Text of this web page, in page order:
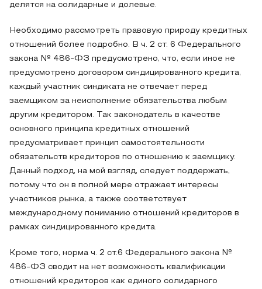
делятся на солидарные и долевые.
Необходимо рассмотреть правовую природу кредитных
отношений более подробно. В ч. 2 ст. 6 Федерального
закона № 486-ФЗ предусмотрено, что, если иное не
предусмотрено договором синдицированного кредита,
каждый участник синдиката не отвечает перед
заемщиком за неисполнение обязательства любым
другим кредитором. Так законодатель в качестве
основного принципа кредитных отношений
предусматривает принцип самостоятельности
обязательств кредиторов по отношению к заемщику.
Данный подход, на мой взгляд, следует поддержать,
потому что он в полной мере отражает интересы
участников рынка, а также соответствует
международному пониманию отношений кредиторов в
рамках синдицированного кредита.
Кроме того, норма ч. 2 ст.6 Федерального закона №
486-ФЗ сводит на нет возможность квалификации
отношений кредиторов как единого солидарного